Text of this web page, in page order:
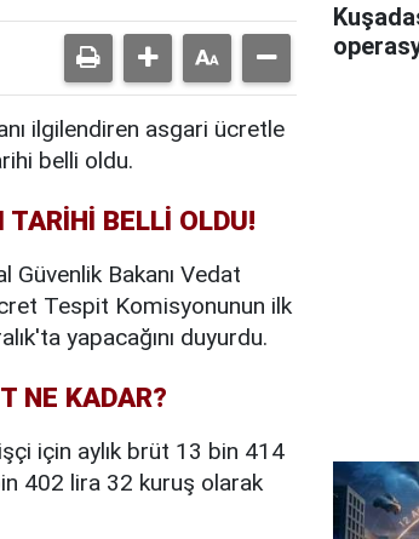
ilgilendiren asgari ücretle
belli oldu.
BELLİ OLDU!
Güvenlik Bakanı Vedat
Tespit Komisyonunun ilk
yapacağını duyurdu.
NE KADAR?
için aylık brüt 13 bin 414
402 lira 32 kuruş olarak